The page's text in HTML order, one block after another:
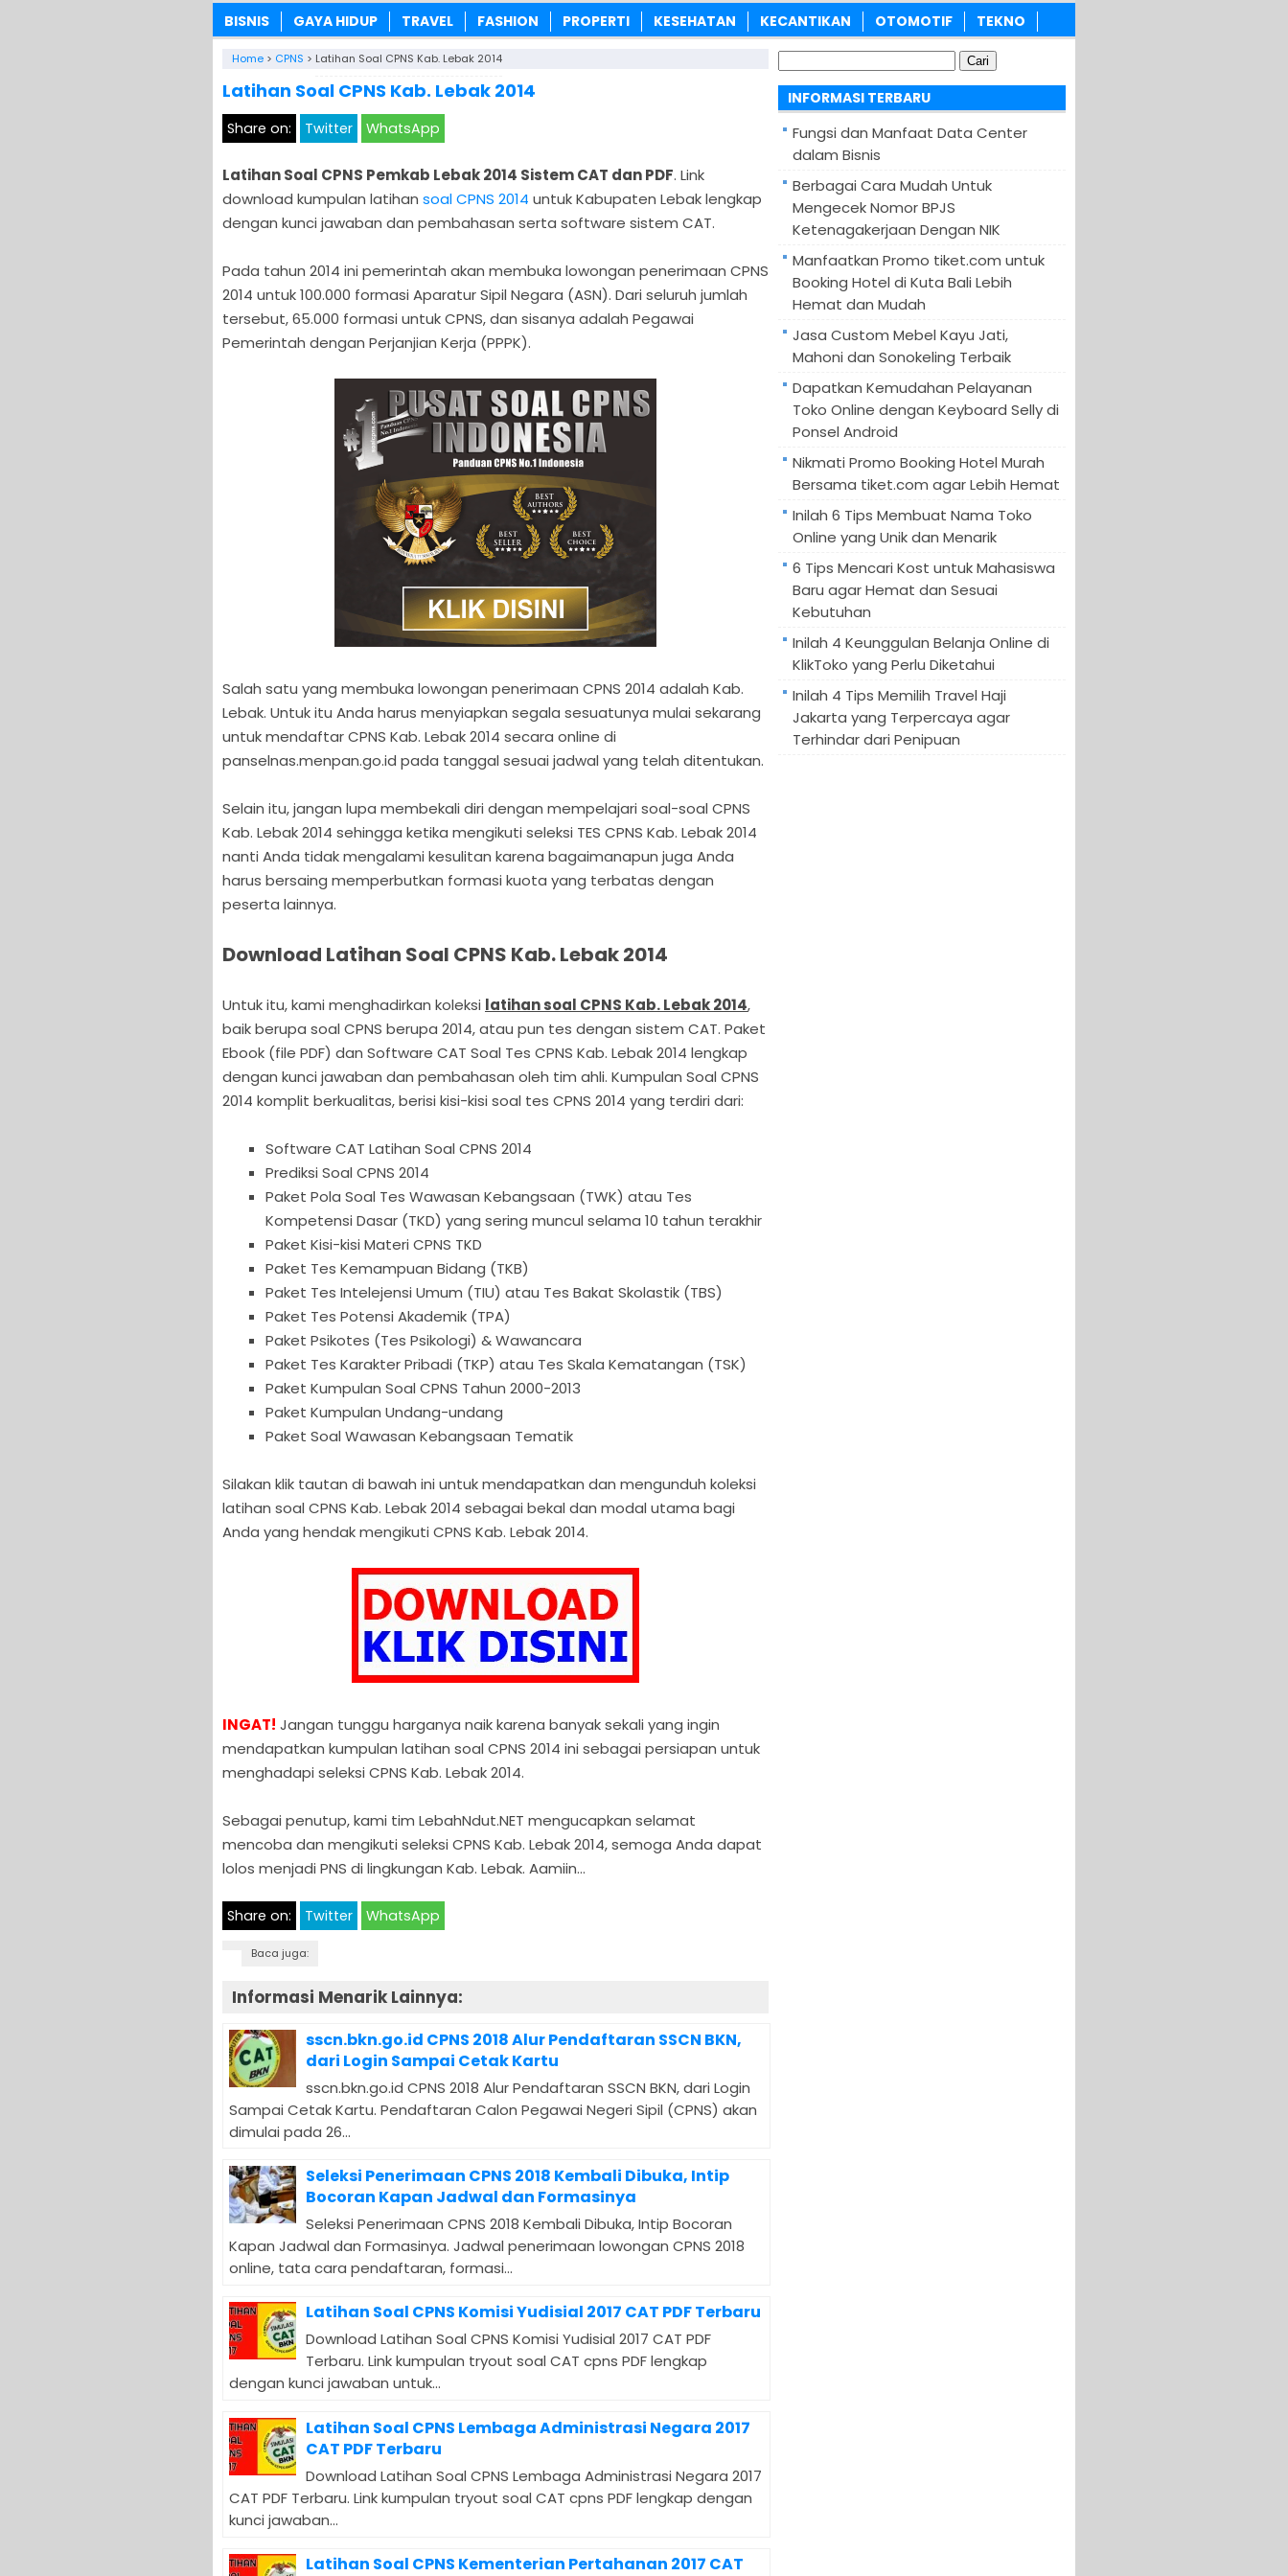
BISNIS GAYA HIDUP TRAVEL FASHION PROPERTI KESEHATAN KECANTIKAN OTOMOTIF TEKNO
Home > CPNS > Latihan Soal CPNS Kab. Lebak 2014
Latihan Soal CPNS Kab. Lebak 2014
Share on: Twitter WhatsApp
Latihan Soal CPNS Pemkab Lebak 2014 Sistem CAT dan PDF. Link
download kumpulan latihan soal CPNS 2014 untuk Kabupaten Lebak lengkap
dengan kunci jawaban dan pembahasan serta software sistem CAT.
Pada tahun 2014 ini pemerintah akan membuka lowongan penerimaan CPNS
2014 untuk 100.000 formasi Aparatur Sipil Negara (ASN). Dari seluruh jumlah
tersebut, 65.000 formasi untuk CPNS, dan sisanya adalah Pegawai
Pemerintah dengan Perjanjian Kerja (PPPK).
Salah satu yang membuka lowongan penerimaan CPNS 2014 adalah Kab.
Lebak. Untuk itu Anda harus menyiapkan segala sesuatunya mulai sekarang
untuk mendaftar CPNS Kab. Lebak 2014 secara online di
panselnas.menpan.go.id pada tanggal sesuai jadwal yang telah ditentukan.
Selain itu, jangan lupa membekali diri dengan mempelajari soal-soal CPNS
Kab. Lebak 2014 sehingga ketika mengikuti seleksi TES CPNS Kab. Lebak 2014
nanti Anda tidak mengalami kesulitan karena bagaimanapun juga Anda
harus bersaing memperbutkan formasi kuota yang terbatas dengan
peserta lainnya.
Download Latihan Soal CPNS Kab. Lebak 2014
Untuk itu, kami menghadirkan koleksi latihan soal CPNS Kab. Lebak 2014,
baik berupa soal CPNS berupa 2014, atau pun tes dengan sistem CAT. Paket
Ebook (file PDF) dan Software CAT Soal Tes CPNS Kab. Lebak 2014 lengkap
dengan kunci jawaban dan pembahasan oleh tim ahli. Kumpulan Soal CPNS
2014 komplit berkualitas, berisi kisi-kisi soal tes CPNS 2014 yang terdiri dari:
Software CAT Latihan Soal CPNS 2014
Prediksi Soal CPNS 2014
Paket Pola Soal Tes Wawasan Kebangsaan (TWK) atau Tes
Kompetensi Dasar (TKD) yang sering muncul selama 10 tahun terakhir
Paket Kisi-kisi Materi CPNS TKD
Paket Tes Kemampuan Bidang (TKB)
Paket Tes Intelejensi Umum (TIU) atau Tes Bakat Skolastik (TBS)
Paket Tes Potensi Akademik (TPA)
Paket Psikotes (Tes Psikologi) & Wawancara
Paket Tes Karakter Pribadi (TKP) atau Tes Skala Kematangan (TSK)
Paket Kumpulan Soal CPNS Tahun 2000-2013
Paket Kumpulan Undang-undang
Paket Soal Wawasan Kebangsaan Tematik
Silakan klik tautan di bawah ini untuk mendapatkan dan mengunduh koleksi
latihan soal CPNS Kab. Lebak 2014 sebagai bekal dan modal utama bagi
Anda yang hendak mengikuti CPNS Kab. Lebak 2014.
INGAT! Jangan tunggu harganya naik karena banyak sekali yang ingin
mendapatkan kumpulan latihan soal CPNS 2014 ini sebagai persiapan untuk
menghadapi seleksi CPNS Kab. Lebak 2014.
Sebagai penutup, kami tim LebahNdut.NET mengucapkan selamat
mencoba dan mengikuti seleksi CPNS Kab. Lebak 2014, semoga Anda dapat
lolos menjadi PNS di lingkungan Kab. Lebak. Aamiin…
Share on: Twitter WhatsApp
Baca juga:
Informasi Menarik Lainnya:
sscn.bkn.go.id CPNS 2018 Alur Pendaftaran SSCN BKN,
dari Login Sampai Cetak Kartu
sscn.bkn.go.id CPNS 2018 Alur Pendaftaran SSCN BKN, dari Login
Sampai Cetak Kartu. Pendaftaran Calon Pegawai Negeri Sipil (CPNS) akan
dimulai pada 26...
Seleksi Penerimaan CPNS 2018 Kembali Dibuka, Intip
Bocoran Kapan Jadwal dan Formasinya
Seleksi Penerimaan CPNS 2018 Kembali Dibuka, Intip Bocoran
Kapan Jadwal dan Formasinya. Jadwal penerimaan lowongan CPNS 2018
online, tata cara pendaftaran, formasi...
Latihan Soal CPNS Komisi Yudisial 2017 CAT PDF Terbaru
Download Latihan Soal CPNS Komisi Yudisial 2017 CAT PDF
Terbaru. Link kumpulan tryout soal CAT cpns PDF lengkap
dengan kunci jawaban untuk...
Latihan Soal CPNS Lembaga Administrasi Negara 2017
CAT PDF Terbaru
Download Latihan Soal CPNS Lembaga Administrasi Negara 2017
CAT PDF Terbaru. Link kumpulan tryout soal CAT cpns PDF lengkap dengan
kunci jawaban...
Latihan Soal CPNS Kementerian Pertahanan 2017 CAT
untuk:
INFORMASI TERBARU
Fungsi dan Manfaat Data Center
dalam Bisnis
Berbagai Cara Mudah Untuk
Mengecek Nomor BPJS
Ketenagakerjaan Dengan NIK
Manfaatkan Promo tiket.com untuk
Booking Hotel di Kuta Bali Lebih
Hemat dan Mudah
Jasa Custom Mebel Kayu Jati,
Mahoni dan Sonokeling Terbaik
Dapatkan Kemudahan Pelayanan
Toko Online dengan Keyboard Selly di
Ponsel Android
Nikmati Promo Booking Hotel Murah
Bersama tiket.com agar Lebih Hemat
Inilah 6 Tips Membuat Nama Toko
Online yang Unik dan Menarik
6 Tips Mencari Kost untuk Mahasiswa
Baru agar Hemat dan Sesuai
Kebutuhan
Inilah 4 Keunggulan Belanja Online di
KlikToko yang Perlu Diketahui
Inilah 4 Tips Memilih Travel Haji
Jakarta yang Terpercaya agar
Terhindar dari Penipuan